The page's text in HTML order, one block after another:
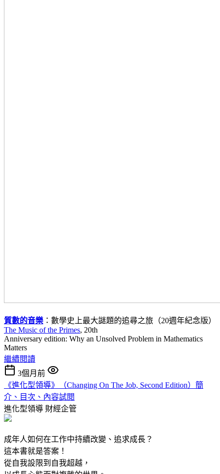
質數的音樂 ：數學史上最大謎題的追尋之旅（20週年紀念版）
The Music of the Primes, 20th
Anniversary edition: Why an Unsolved Problem in Mathematics
Matters
繼續閱讀
3個月前
《進化型領導》（Changing On The Job, Second Edition）簡
介、目次、內容試閱
進化型領導 財經企管
成年人如何在工作中持續改變、追求成長？
這本書就是答案！
從自我設限到自我超越，